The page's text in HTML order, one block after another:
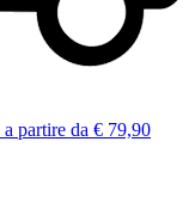
a partire da € 79,90